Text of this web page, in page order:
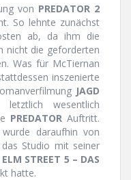
von PREDATOR 2
So lehnte zunächst
ab, da ihm die
nicht die geforderten
Was für McTiernan
inszenierte
JAGD
wesentlich
PREDATOR Auftritt.
daraufhin von
Studio mit seiner
STREET 5 – DAS
hatte.